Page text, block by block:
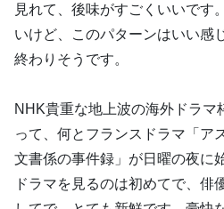
見れて、後味がすごくいいです
いけど、このパターンはいい感
終わりそうです。
NHK貴重な地上波の海外ドラマ
って、何とフランスドラマ「
文書係の事件録」が日曜の夜に
ドラマを見るのは初めてで、俳